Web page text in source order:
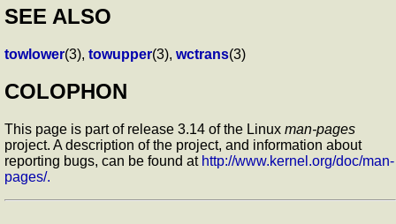
SEE ALSO
towlower(3), towupper(3), wctrans(3)
COLOPHON
This page is part of release 3.14 of the Linux man-pages
project. A description of the project, and information about
reporting bugs, can be found at http://www.kernel.org/doc/man-
pages/.